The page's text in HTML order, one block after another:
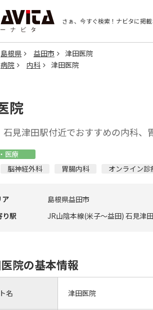
さぁ、今すぐ検索！ ナビタに掲
島根県 益田市
津田医院
病院 内科 津田医院
院
石見津田駅付近でおすすめの内科、
医療
脳神経外科 胃腸内科 オンライン診
ア
島根県益田市
り駅
JR山陰本線(米子～益田) 石見津
院の基本情報
名 津田医院